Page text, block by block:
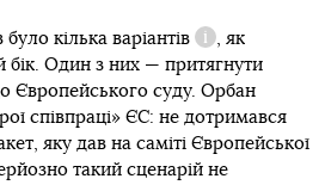
було кілька варіантів
Довідка
, як
бік. Один з них — притягнути
Європейського суду. Орбан
співпраці» ЄС: не дотримався
яку дав на саміті Європейської
такий сценарій не